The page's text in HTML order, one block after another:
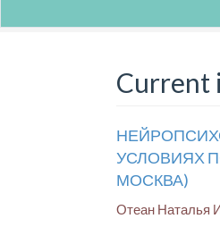
Current
УСЛОВИЯХ
МОСКВА)
Отеан Наталья